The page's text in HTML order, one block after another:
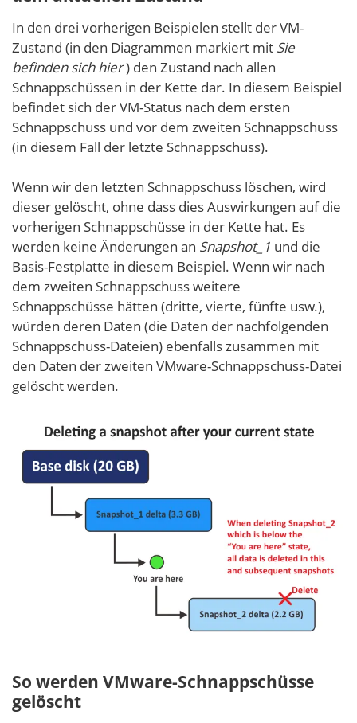
In den drei vorherigen Beispielen stellt der VM-
Zustand (in den Diagrammen markiert mit Sie
befinden sich hier) den Zustand nach allen
Schnappschüssen in der Kette dar. In diesem Beispiel
befindet sich der VM-Status nach dem ersten
Schnappschuss und vor dem zweiten Schnappschuss
(in diesem Fall der letzte Schnappschuss).
Wenn wir den letzten Schnappschuss löschen, wird
dieser gelöscht, ohne dass dies Auswirkungen auf die
vorherigen Schnappschüsse in der Kette hat. Es
werden keine Änderungen an Snapshot_1 und die
Basis-Festplatte in diesem Beispiel. Wenn wir nach
dem zweiten Schnappschuss weitere
Schnappschüsse hätten (dritte, vierte, fünfte usw.),
würden deren Daten (die Daten der nachfolgenden
Schnappschuss-Dateien) ebenfalls zusammen mit
den Daten der zweiten VMware-Schnappschuss-Datei
gelöscht werden.
So werden VMware-Schnappschüsse
gelöscht